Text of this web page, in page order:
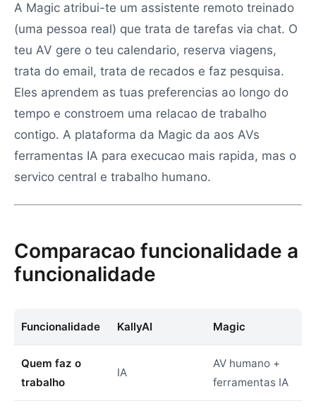
A Magic atribui-te um assistente remoto treinado
(uma pessoa real) que trata de tarefas via chat. O
teu AV gere o teu calendario, reserva viagens,
trata do email, trata de recados e faz pesquisa.
Eles aprendem as tuas preferencias ao longo do
tempo e constroem uma relacao de trabalho
contigo. A plataforma da Magic da aos AVs
ferramentas IA para execucao mais rapida, mas o
servico central e trabalho humano.
Comparacao funcionalidade a
funcionalidade
Funcionalidade KallyAI Magic
Quem faz o
trabalho
IA
AV humano +
ferramentas IA